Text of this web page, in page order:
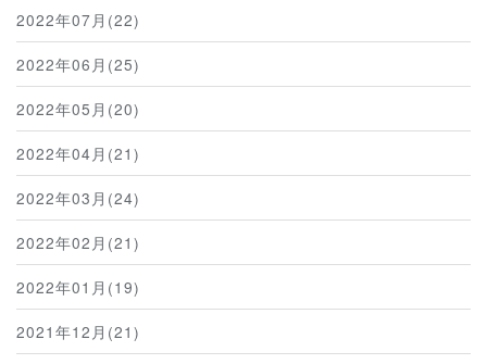
2022年07月(22)
2022年06月(25)
2022年05月(20)
2022年04月(21)
2022年03月(24)
2022年02月(21)
2022年01月(19)
2021年12月(21)